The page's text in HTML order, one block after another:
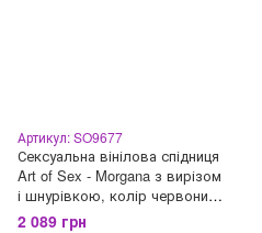
Артикул: SO9677
Сексуальна вінілова спідниця
Art of Sex - Morgana з вирізом
і шнурівкою, колір червоний,
розмір XL
2 089 грн